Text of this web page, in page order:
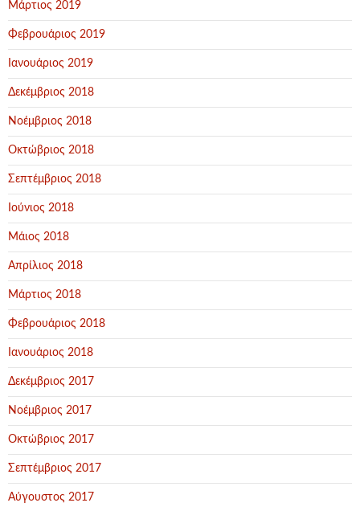
Μάρτιος 2019
Φεβρουάριος 2019
Ιανουάριος 2019
Δεκέμβριος 2018
Νοέμβριος 2018
Οκτώβριος 2018
Σεπτέμβριος 2018
Ιούνιος 2018
Μάιος 2018
Απρίλιος 2018
Μάρτιος 2018
Φεβρουάριος 2018
Ιανουάριος 2018
Δεκέμβριος 2017
Νοέμβριος 2017
Οκτώβριος 2017
Σεπτέμβριος 2017
Αύγουστος 2017